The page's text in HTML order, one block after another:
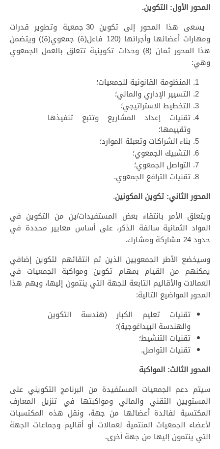
المحور الأول: التكوين.
يسعى هذا المحور إلى تكوين 30 جمعية وتطوير قدرات
ومهارات أعضائها وأجرائها (120 فاعل(ة) جمعوي(ة)) ويتضمن
هذا المحور ثمان (8) وحدات تكوينية تتعلق بالعمل الجمعوي
وهي:
المنظومة القانونية للجمعيات؛
التسيير الإداري والمالي؛
التخطيط الاستراتيجي؛
تقنيات إعداد المشاريع وتتبع تنفيذها
وتقييمها؛
بناء الشراكات وتعبئة الموارد؛
التشبيك الجمعوي؛
التواصل الجمعوي؛
تقنيات الترافع الجمعوي.
المحور الثاني: تكوين المكونين.
ويتعلق الأمر بانتقاء بعض المستفيدات/ين من التكوين في
المواد الثمانية سالفة الذكر، على أساس معايير محددة في
حدود 24 مشاركة ومشارك.
وسيخضع الأطر الجمعويين الذين تم انتقائهم لتكوين إضافي
يمكنهم من القيام بمهام تكوين ومواكبة الجمعيات في
العمالات والأقاليم التابعة للجهة التي ينتمون إليها، ويهم هذا
المحور المواضيع التالية:
تقنيات تعليم الكبار (هندسة التكوين
والهندسة البيداغوجية)؛
تقنيات التنشيط؛
تقنيات التواصل.
المحور الثالث: المواكبة
سيتم دعم الجمعيات المستفيدة من البرنامج التكويني على
المستويين التقني والمالي ومواكبتها في تنزيل المعارف
المكتسبة لفائدة أعضائها من جهة، ونقل هذه المكتسبات
لأعضاء الجمعيات المنتمية لعمالات أو أقاليم وجماعات الجهة
التي ينتمون إليها من جهة أخرى.